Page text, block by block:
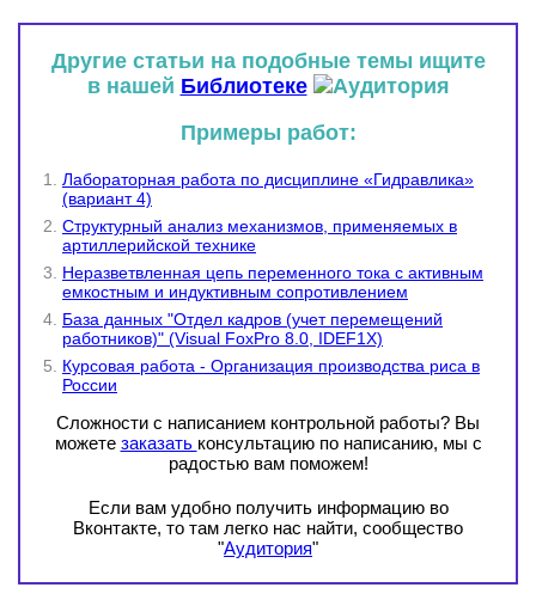
Другие статьи на подобные темы ищите
в нашей Библиотеке
Примеры работ:
Лабораторная работа по дисциплине «Гидравлика»
(вариант 4)
Структурный анализ механизмов, применяемых в
артиллерийской технике
Неразветвленная цепь переменного тока с активным
емкостным и индуктивным сопротивлением
База данных "Отдел кадров (учет перемещений
работников)" (Visual FoxPro 8.0, IDEF1X)
Курсовая работа - Организация производства риса в
России
Сложности с написанием контрольной работы? Вы
можете заказать консультацию по написанию, мы с
радостью вам поможем!
Если вам удобно получить информацию во
Вконтакте, то там легко нас найти, сообщество
"Аудитория"